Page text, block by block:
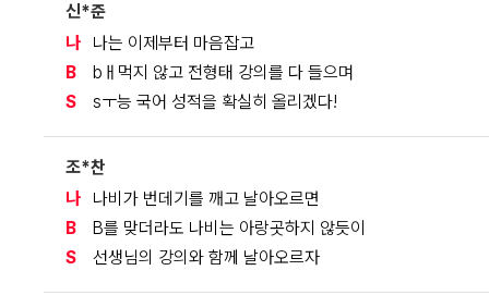
신*준
나
나는 이제부터 마음잡고
B
bㅐ먹지 않고 전형태 강의를 다 들으며
S
sㅜ능 국어 성적을 확실히 올리겠다!
조*찬
나
나비가 번데기를 깨고 날아오르면
B
B를 맞더라도 나비는 아랑곳하지 않듯이
S
선생님의 강의와 함께 날아오르자